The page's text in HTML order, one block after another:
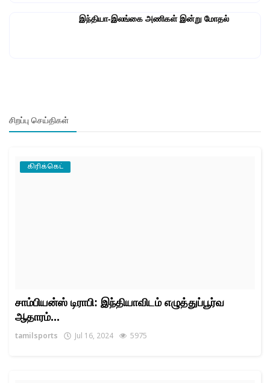
இந்தியா-இலங்கை அணிகள் இன்று மோதல்
சிறப்பு செய்திகள்
கிரிக்கெட்
சாம்பியன்ஸ் டிராபி: இந்தியாவிடம் எழுத்துப்பூர்வ
ஆதாரம்...
tamilsports Jul 16, 2024 5975